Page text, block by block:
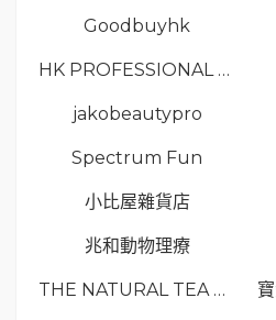
Goodbuyhk
HK PROFESSIONAL TV LIMITED
jakobeautypro
Spectrum Fun
小比屋雜貨店
兆和動物理療
THE NATURAL TEA Co.